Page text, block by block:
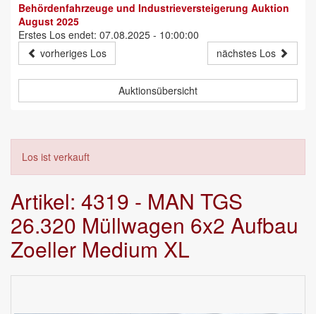
Behördenfahrzeuge und Industrieversteigerung Auktion
August 2025
Erstes Los endet: 07.08.2025 - 10:00:00
vorheriges Los
nächstes Los
Auktionsübersicht
Los ist verkauft
Artikel: 4319 - MAN TGS
26.320 Müllwagen 6x2 Aufbau
Zoeller Medium XL